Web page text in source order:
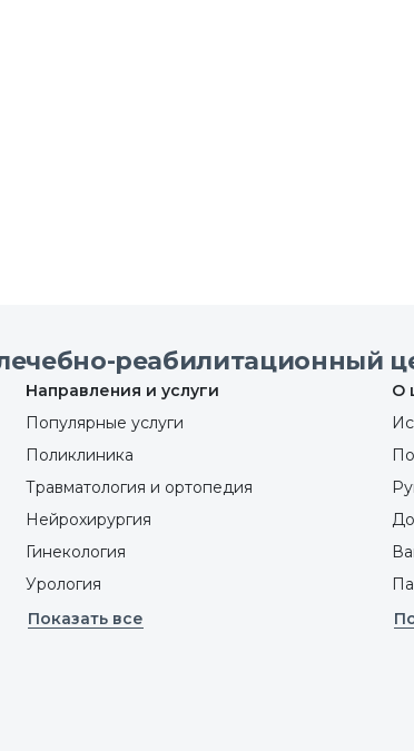
реабилитационный
Направления и услуги
Популярные услуги
Поликлиника
Травматология и ортопедия
Нейрохирургия
Гинекология
Урология
Показать все
О